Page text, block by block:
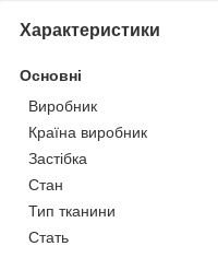
Характеристики
Основні
Виробник
Країна виробник
Застібка
Стан
Тип тканини
Стать